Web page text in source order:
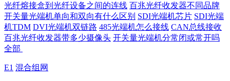
光纤熔接盒到光纤设备之间的连线 百兆光纤收发器不同品牌
开关量光端机单向和双向有什么区别 SDI光端机芯片 SDI光端
机TDM DVI光端机双链路 485光端机怎么接线 CAN总线接收
百兆光纤收发器带多少摄像头 开关量光端机分常闭或常开吗
全部
E1 混合组网